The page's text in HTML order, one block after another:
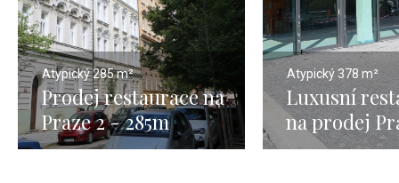
Atypický285 m²
Prodej restaurace na
Praze 2 - 285m
Atypický378 m²
Luxusní
na prodej
378m